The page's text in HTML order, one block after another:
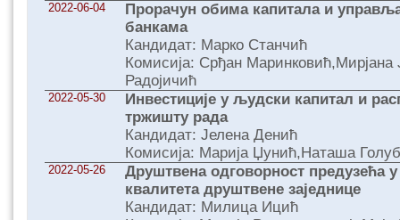
2022-06-04
Прорачун обима капитала и
банкама
Кандидат: Марко Станчић
Комисија: Срђан Маринковић,Мирјана
Радојичић
2022-05-30
Инвестиције у људски капитал и
тржишту рада
Кандидат: Јелена Денић
Комисија: Марија Џунић,Наташа
2022-05-26
Друштвена одговорност предузећа
квалитета друштвене заједнице
Кандидат: Милица Ицић